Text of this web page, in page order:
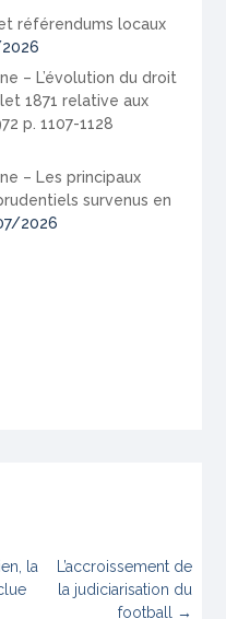
référendums locaux
– L’évolution du droit
1871 relative aux
p. 1107-1128
– Les principaux
survenus en
2026
la
L’accroissement de
la judiciarisation du
football →